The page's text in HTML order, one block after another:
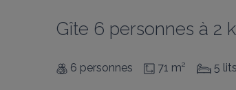
Gîte 6 personnes à 2
6 personnes 71 m² 5 lits